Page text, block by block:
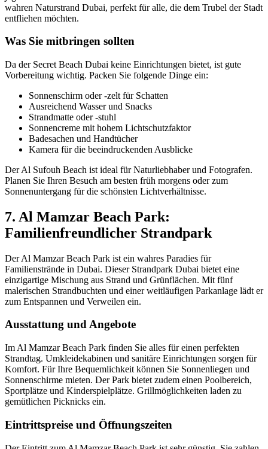
wahren Naturstrand Dubai, perfekt für alle, die dem Trubel der Stadt
entfliehen möchten.
Was Sie mitbringen sollten
Da der Secret Beach Dubai keine Einrichtungen bietet, ist gute
Vorbereitung wichtig. Packen Sie folgende Dinge ein:
Sonnenschirm oder -zelt für Schatten
Ausreichend Wasser und Snacks
Strandmatte oder -stuhl
Sonnencreme mit hohem Lichtschutzfaktor
Badesachen und Handtücher
Kamera für die beeindruckenden Ausblicke
Der Al Sufouh Beach ist ideal für Naturliebhaber und Fotografen.
Planen Sie Ihren Besuch am besten früh morgens oder zum
Sonnenuntergang für die schönsten Lichtverhältnisse.
7. Al Mamzar Beach Park:
Familienfreundlicher Strandpark
Der Al Mamzar Beach Park ist ein wahres Paradies für
Familienstrände in Dubai. Dieser Strandpark Dubai bietet eine
einzigartige Mischung aus Strand und Grünflächen. Mit fünf
malerischen Strandbuchten und einer weitläufigen Parkanlage lädt er
zum Entspannen und Verweilen ein.
Ausstattung und Angebote
Im Al Mamzar Beach Park finden Sie alles für einen perfekten
Strandtag. Umkleidekabinen und sanitäre Einrichtungen sorgen für
Komfort. Für Ihre Bequemlichkeit können Sie Sonnenliegen und
Sonnenschirme mieten. Der Park bietet zudem einen Poolbereich,
Sportplätze und Kinderspielplätze. Grillmöglichkeiten laden zu
gemütlichen Picknicks ein.
Eintrittspreise und Öffnungszeiten